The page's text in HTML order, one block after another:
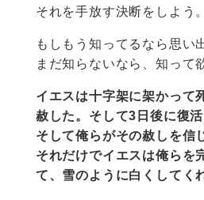
それを手放す決断をしよう
もしもう知ってるなら思い
まだ知らないなら、知って
イエスは十字架に架かって
赦した。そして3日後に復活
そして俺らがその赦しを信
それだけでイエスは俺らを
て、雪のように白くしてく